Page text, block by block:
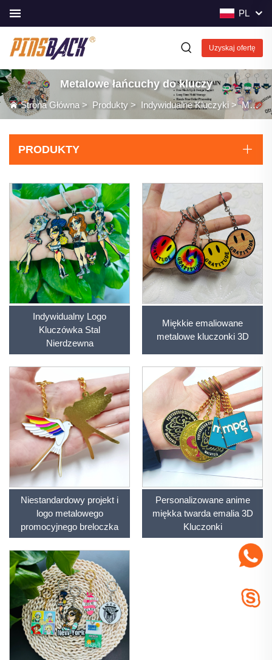
PL
Uzyskaj ofertę
Metalowe łańcuchy do kluczy
Strona Główna> Produkty > Indywidualne Kluczyki>Metalowe łańcuchy do kluczy
PRODUKTY
Indywidualny Logo
Kluczówka Stal
Nierdzewna
Miękkie emaliowane
metalowe kluczonki 3D
Niestandardowy projekt i
logo metalowego
promocyjnego breloczka
Personalizowane anime
miękka twarda emalia 3D
Kluczonki